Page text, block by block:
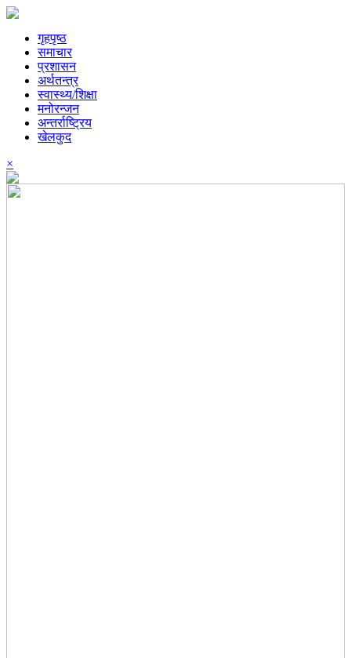
गृहपृष्ठ
समाचार
प्रशासन
अर्थतन्त्र
स्वास्थ्य/शिक्षा
मनोरन्जन
अन्तर्राष्ट्रिय
खेलकुद
×